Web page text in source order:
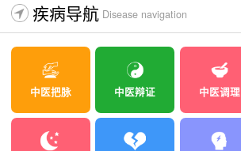
疾病导航 Disease navigation
中医把脉 中医辩证 中医调理